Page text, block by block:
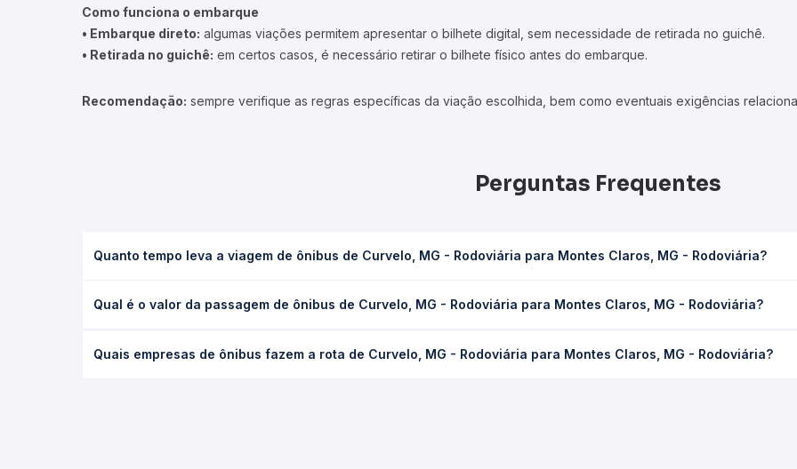
Como funciona o embarque
• Embarque direto: algumas viações permitem apresentar o bilhete digital, sem necessidade de retirada no guichê.
• Retirada no guichê: em certos casos, é necessário retirar o bilhete físico antes do embarque.
Recomendação: sempre verifique as regras específicas da viação escolhida, bem como eventuais exigências
Perguntas Frequentes
Quanto tempo leva a viagem de ônibus de Curvelo, MG - Rodoviária para Montes Claros, MG - Rodoviária?
(convencional, executivo ou leito) e as condições de tráfego. Na Quero Passagem você consulta os horários
Qual é o valor da passagem de ônibus de Curvelo, MG - Rodoviária para Montes Claros, MG - Rodoviária?
empresa, o tipo de poltrona e a antecedência da compra. Na Quero Passagem você compara os preços de todas as
Quais empresas de ônibus fazem a rota de Curvelo, MG - Rodoviária para Montes Claros, MG - Rodoviária?